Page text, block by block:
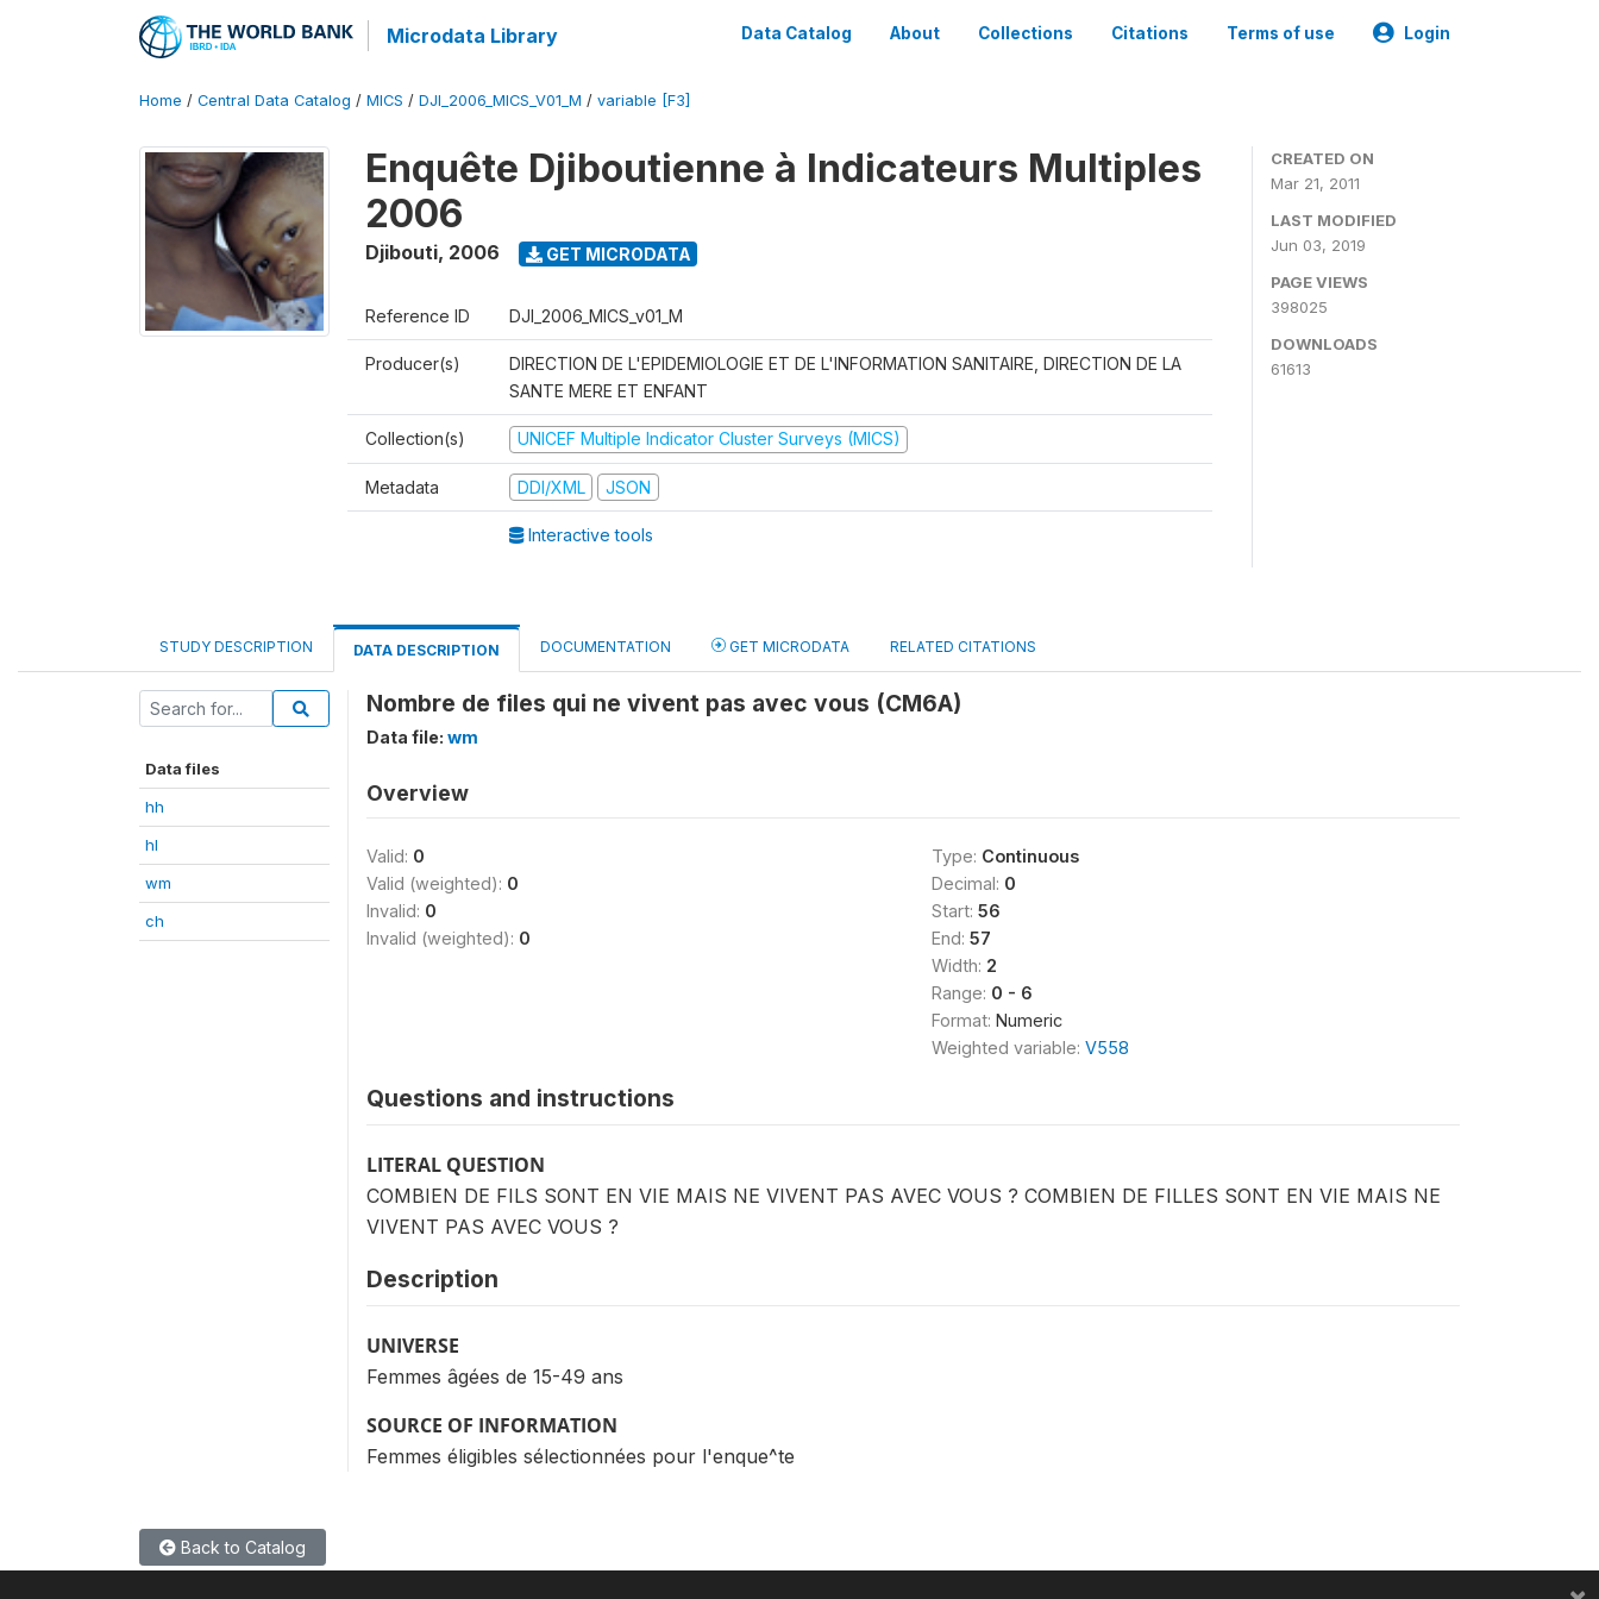
Microdata Library Data Catalog About Collections Citations Terms of use Login
Home / Central Data Catalog / MICS / DJI_2006_MICS_V01_M / variable [F3]
Enquête Djiboutienne à Indicateurs Multiples
2006
Djibouti, 2006 GET MICRODATA
Reference ID DJI_2006_MICS_v01_M
Producer(s)
DIRECTION DE L'EPIDEMIOLOGIE ET DE L'INFORMATION SANITAIRE, DIRECTION DE LA
SANTE MERE ET ENFANT
Collection(s) UNICEF Multiple Indicator Cluster Surveys (MICS)
Metadata DDI/XML JSON
Interactive tools
CREATED ON
Mar 21, 2011
LAST MODIFIED
Jun 03, 2019
PAGE VIEWS
398025
DOWNLOADS
61613
STUDY DESCRIPTION DATA DESCRIPTION DOCUMENTATION GET MICRODATA RELATED CITATIONS
Data files
hh
hl
wm
ch
Nombre de files qui ne vivent pas avec vous (CM6A)
Data file: wm
Overview
Valid: 0
Valid (weighted): 0
Invalid: 0
Invalid (weighted): 0
Type: Continuous
Decimal: 0
Start: 56
End: 57
Width: 2
Range: 0 - 6
Format: Numeric
Weighted variable: V558
Questions and instructions
LITERAL QUESTION
COMBIEN DE FILS SONT EN VIE MAIS NE VIVENT PAS AVEC VOUS ? COMBIEN DE FILLES SONT EN VIE MAIS NE
VIVENT PAS AVEC VOUS ?
Description
UNIVERSE
Femmes âgées de 15-49 ans
SOURCE OF INFORMATION
Femmes éligibles sélectionnées pour l'enque^te
Back to Catalog